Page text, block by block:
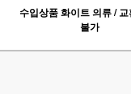
수입상품 화이트 의류 /
불가